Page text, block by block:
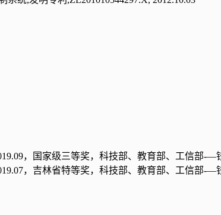
，国家级三等奖，科技部、教育部、工信部-—
， 吉林省特等奖， 科技部、教育部、工信部-—